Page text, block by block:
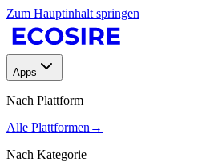
Zum Hauptinhalt springen
Apps
Nach Plattform
Alle Plattformen →
Nach Kategorie